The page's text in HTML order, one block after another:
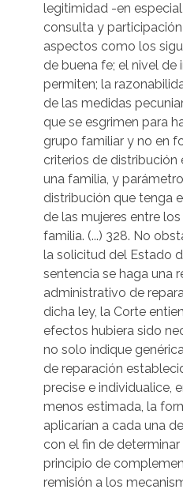
legitimidad -en
consulta y
aspectos como los
de buena fe; el nivel de
permiten; la
de las medidas
que se esgrimen para
grupo familiar y no en
criterios de
una familia, y
distribución que tenga
de las mujeres entre
familia. (...) 328. No
la solicitud del Estado
sentencia se haga una
administrativo de
dicha ley, la Corte
efectos hubiera sido
no solo indique
de reparación
precise e individualice,
menos estimada, la
aplicarían a cada una
con el fin de
principio de
remisión a los